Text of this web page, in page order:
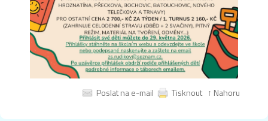
Poslat na e-mail Tisknout ↑ Nahoru